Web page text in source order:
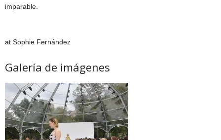
imparable.
at Sophie Fernández
Galería de imágenes